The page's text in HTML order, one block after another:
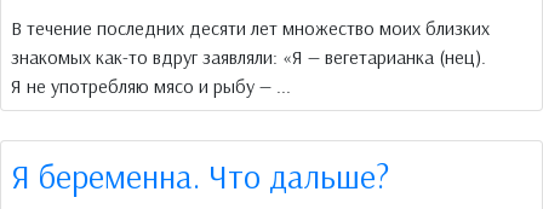
В течение последних десяти лет множество моих близких
знакомых как-то вдруг заявляли: «Я — вегетарианка (нец).
Я не употребляю мясо и рыбу — ...
Я беременна. Что дальше?